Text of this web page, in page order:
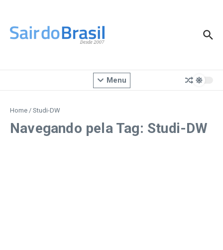
Menu
Home / Studi-DW
Navegando pela Tag: Studi-DW